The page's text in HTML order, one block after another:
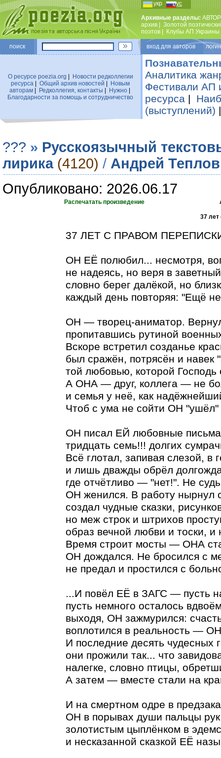
укр рус
Архивные разделы:
архив
Золотой
поэтов
Клубы АП Украины
поиск вход для авторов
О ресурсе poezia.org
Новости редколлегии
ресурса
Общий архив новостей
Новым
авторам| Редколлегия, контакты Нужно|
Благодарности за помощь и сотрудничество
Аналитика
Фестивали АП
ресурса |
(выступлений)
??? » Русскоязычный
лирика (4120) / Андрей Теплов
Опубликовано: 2026.06.17
Распечатать произведение
37 лет
37 ЛЕТ С ПРАВОМ
ОН ЕЁ полюбил... несмотря,
не надеясь, но веря в
словно берег далёкой, но
каждый день повторяя: "Ещё
ОН — творец-аниматор.
пропитавшись рутиной
Вскоре встретил созданье
был сражён, потрясён и навек
той любовью, которой Господь
А ОНА — друг, коллега — не
и семья у неё, как
Чтоб с ума не сойти ОН
ОН писал ЕЙ любовные письма
тридцать семь!!! долгих
Всё глотал, запивая слезой, в
и лишь дважды обрёл
где отчётливо — "нет!". Не
ОН женился. В работу нырнул
создал чудные сказки,
но меж строк и штрихов
образ вечной любви и тоски, и
Время строит мосты — ОНА
ОН дождался. Не бросился с
не предал и простился с
...И повёл ЕЁ в ЗАГС — пусть
пусть немного осталось
выходя, ОН зажмурился:
воплотился в реальность —
И последние десять чудесных
они прожили так... что
налегке, словно птицы,
А затем — вместе стали на
И на смертном одре в
ОН в порывах души пальцы
золотистым цыплёнком в
и несказанной сказкой ЕЁ